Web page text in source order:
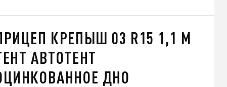
КРЕПЫШ 03 R15 1,1 М
АВТОТЕНТ
ДНО